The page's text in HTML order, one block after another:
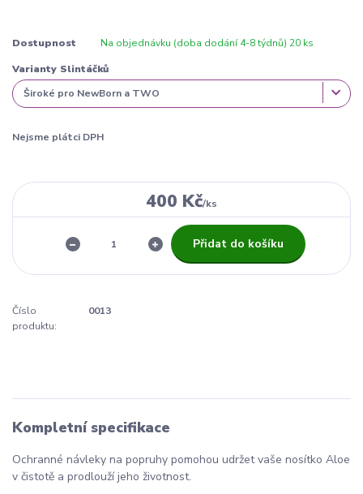
Dostupnost Na objednávku (doba dodání 4-8 týdnů) 20 ks
Varianty Slintáčků
Nejsme plátci DPH
400 Kč/ks
Přidat do košíku
Číslo
produktu:
0013
Kompletní specifikace
Ochranné návleky na popruhy pomohou udržet vaše nosítko Aloe
v čistotě a prodlouží jeho životnost.